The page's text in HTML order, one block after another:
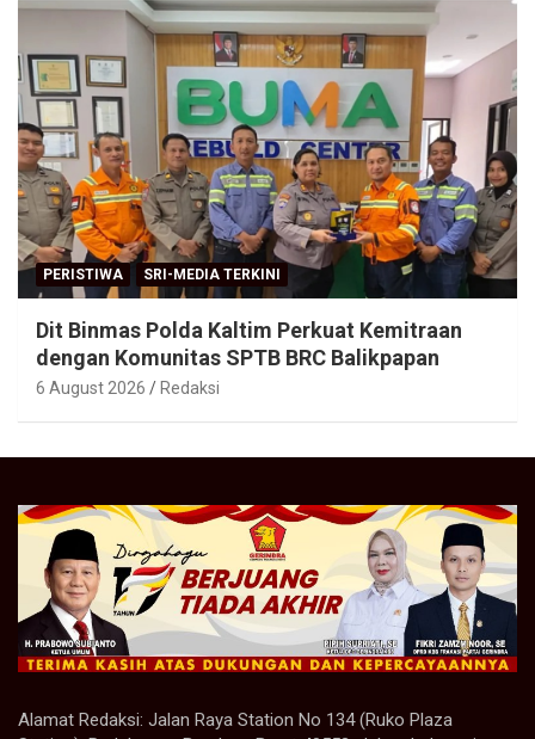
PERISTIWA SRI-MEDIA TERKINI
Dit Binmas Polda Kaltim Perkuat Kemitraan
dengan Komunitas SPTB BRC Balikpapan
6 August 2026 Redaksi
Alamat Redaksi: Jalan Raya Station No 134 (Ruko Plaza